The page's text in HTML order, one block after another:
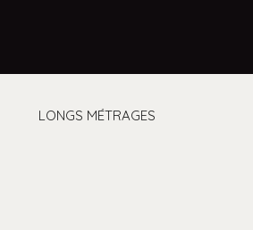
LONGS MÉTRAGES